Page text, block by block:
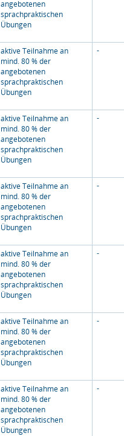
angebotenen
sprachpraktischen
Übungen
aktive Teilnahme an
mind. 80 % der
angebotenen
sprachpraktischen
Übungen
-
aktive Teilnahme an
mind. 80 % der
angebotenen
sprachpraktischen
Übungen
-
aktive Teilnahme an
mind. 80 % der
angebotenen
sprachpraktischen
Übungen
-
aktive Teilnahme an
mind. 80 % der
angebotenen
sprachpraktischen
Übungen
-
aktive Teilnahme an
mind. 80 % der
angebotenen
sprachpraktischen
Übungen
-
aktive Teilnahme an
mind. 80 % der
angebotenen
sprachpraktischen
Übungen
-